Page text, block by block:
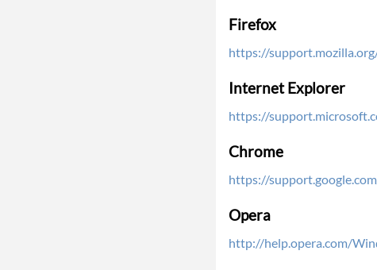
Firefox
https://
Internet Explorer
https://
Chrome
https://
Opera
http://help.opera.com/